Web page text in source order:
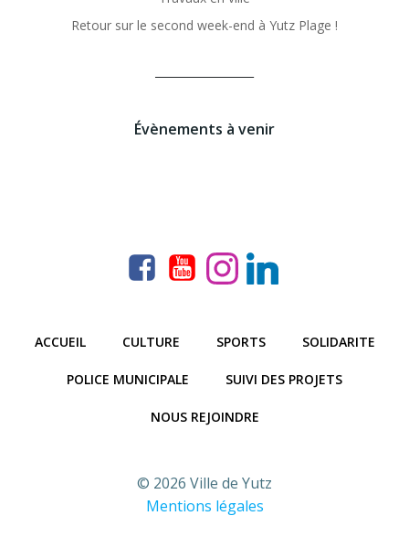
Retour sur le second week-end à Yutz Plage !
Évènements à venir
ACCUEIL CULTURE SPORTS SOLIDARITE
POLICE MUNICIPALE SUIVI DES PROJETS
NOUS REJOINDRE
© 2026 Ville de Yutz
Mentions légales